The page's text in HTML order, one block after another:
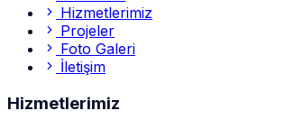
Hizmetlerimiz
Projeler
Foto Galeri
İletişim
Hizmetlerimiz